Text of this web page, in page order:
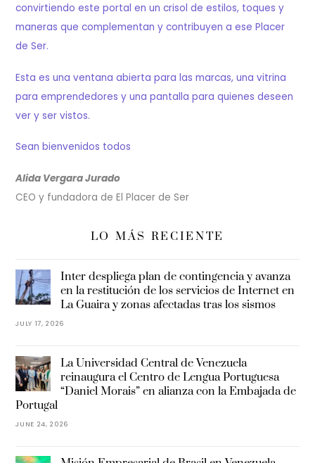
convirtiendo este portal en un crisol de estilos, toques y
maneras que complementan y contribuyen a ese Placer
de Ser.
Esta es una ventana abierta para las marcas, una vitrina
para emprendedores y una pantalla para quienes deseen
ver y ser vistos.
Sean bienvenidos todos
Alida Vergara Jurado
CEO y fundadora de El Placer de Ser
LO MÁS RECIENTE
Inter despliega plan de contingencia y avanza
en la restitución de los servicios de Internet en
La Guaira y zonas afectadas tras los sismos
JULY 17, 2026
La Universidad Central de Venezuela
reinaugura el Centro de Lengua Portuguesa
“Daniel Morais” en alianza con la Embajada de
Portugal
JUNE 24, 2026